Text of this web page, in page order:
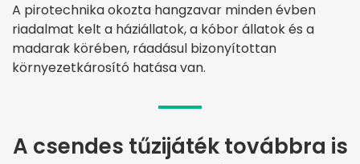
A pirotechnika okozta hangzavar minden évben
riadalmat kelt a háziállatok, a kóbor állatok és a
madarak körében, ráadásul bizonyítottan
környezetkárosító hatása van.
A csendes tűzijáték továbbra is